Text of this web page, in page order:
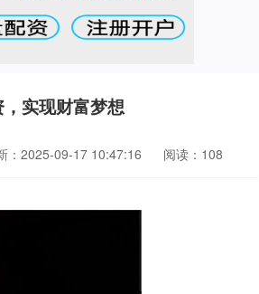
实现财富梦想
：2025-09-17 10:47:16 阅读：108